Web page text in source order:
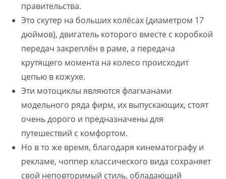
правительства.
Это скутер на больших колёсах (диаметром 17
дюймов), двигатель которого вместе с коробкой
передач закреплён в раме, а передача
крутящего момента на колесо происходит
цепью в кожухе.
Эти мотоциклы являются флагманами
модельного ряда фирм, их выпускающих, стоят
очень дорого и предназначены для
путешествий с комфортом.
Но в то же время, благодаря кинематографу и
рекламе, чоппер классического вида сохраняет
свой неповторимый стиль, обладающий